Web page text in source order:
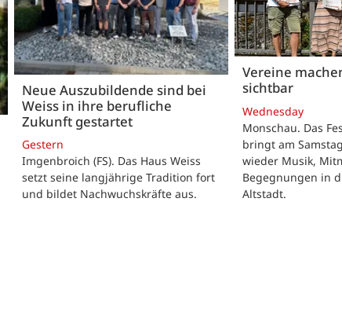
Neue Auszubildende sind bei
Weiss in ihre berufliche
Zukunft gestartet
Gestern
Imgenbroich (FS). Das Haus Weiss
setzt seine langjährige Tradition fort
und bildet Nachwuchskräfte aus.
Vereine
sichtbar
Wednesday
Monschau. Das
bringt am
wieder Musik,
Begegnungen in
Altstadt.